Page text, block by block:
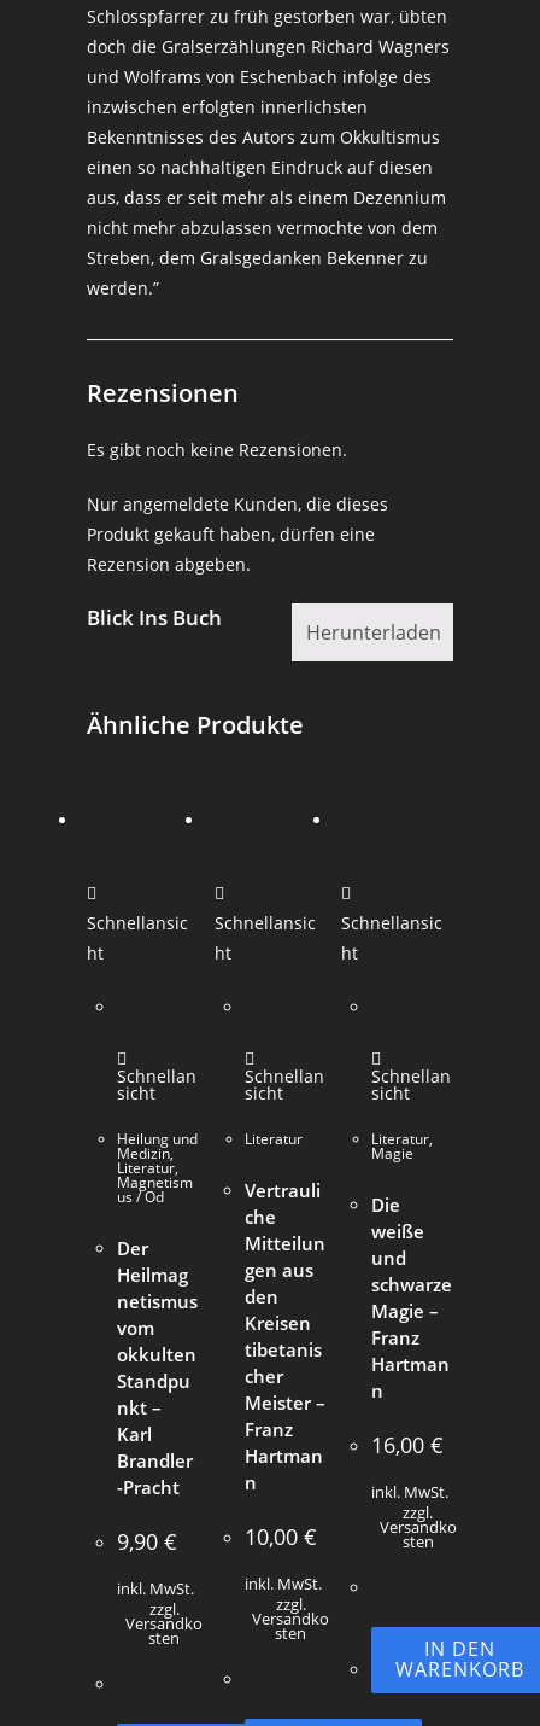
Schlosspfarrer zu früh gestorben war, übten
doch die Gralserzählungen Richard Wagners
und Wolframs von Eschenbach infolge des
inzwischen erfolgten innerlichsten
Bekenntnisses des Autors zum Okkultismus
einen so nachhaltigen Eindruck auf diesen
aus, dass er seit mehr als einem Dezennium
nicht mehr abzulassen vermochte von dem
Streben, dem Gralsgedanken Bekenner zu
werden.”
Rezensionen
Es gibt noch keine Rezensionen.
Nur angemeldete Kunden, die dieses
Produkt gekauft haben, dürfen eine
Rezension abgeben.
Blick Ins Buch
Herunterladen
Ähnliche Produkte
Schnellansic
ht
Schnellan
sicht
Heilung und
Medizin,
Literatur,
Magnetism
us / Od
Der
Heilmag
netismus
vom
okkulten
Standpu
nkt –
Karl
Brandler
-Pracht
9,90€
inkl. MwSt.
zzgl.
Versandko
sten
Schnellansic
ht
Schnellan
sicht
Literatur
Vertrauli
che
Mitteilun
gen aus
den
Kreisen
tibetanis
cher
Meister –
Franz
Hartman
n
10,00 €
inkl. MwSt.
zzgl.
Versandko
sten
Schnellansic
ht
Schnellan
sicht
Literatur,
Magie
Die
weiße
und
schwarze
Magie –
Franz
Hartman
n
16,00 €
inkl. MwSt.
zzgl.
Versandko
sten
IN DEN
WARENKORB